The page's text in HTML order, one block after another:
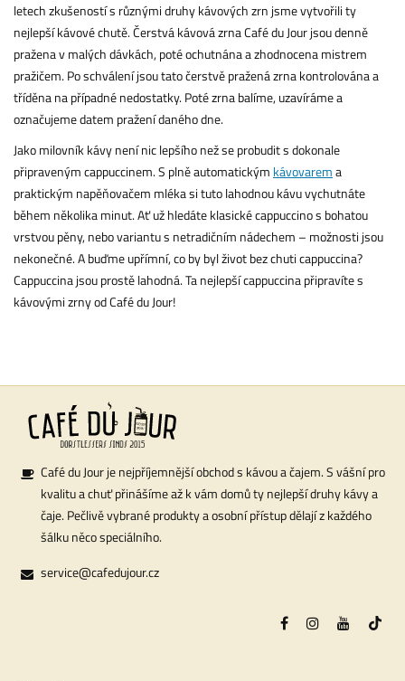
letech zkušeností s různými druhy kávových zrn jsme vytvořili ty
nejlepší kávové chutě. Čerstvá kávová zrna Café du Jour jsou denně
pražena v malých dávkách, poté ochutnána a zhodnocena mistrem
pražičem. Po schválení jsou tato čerstvě pražená zrna kontrolována a
tříděna na případné nedostatky. Poté zrna balíme, uzavíráme a
označujeme datem pražení daného dne.
Jako milovník kávy není nic lepšího než se probudit s dokonale
připraveným cappuccinem. S plně automatickým kávovarema
praktickým napěňovačem mléka si tuto lahodnou kávu vychutnáte
během několika minut. Ať už hledáte klasické cappuccino s bohatou
vrstvou pěny, nebo variantu s netradičním nádechem – možnosti jsou
nekonečné. A buďme upřímní, co by byl život bez chuti cappuccina?
Cappuccina jsou prostě lahodná. Ta nejlepší cappuccina připravíte s
kávovými zrny od Café du Jour!
Café du Jour je nejpříjemnější obchod s kávou a čajem. S vášní pro
kvalitu a chuť přinášíme až k vám domů ty nejlepší druhy kávy a
čaje. Pečlivě vybrané produkty a osobní přístup dělají z každého
šálku něco speciálního.
service@cafedujour.cz